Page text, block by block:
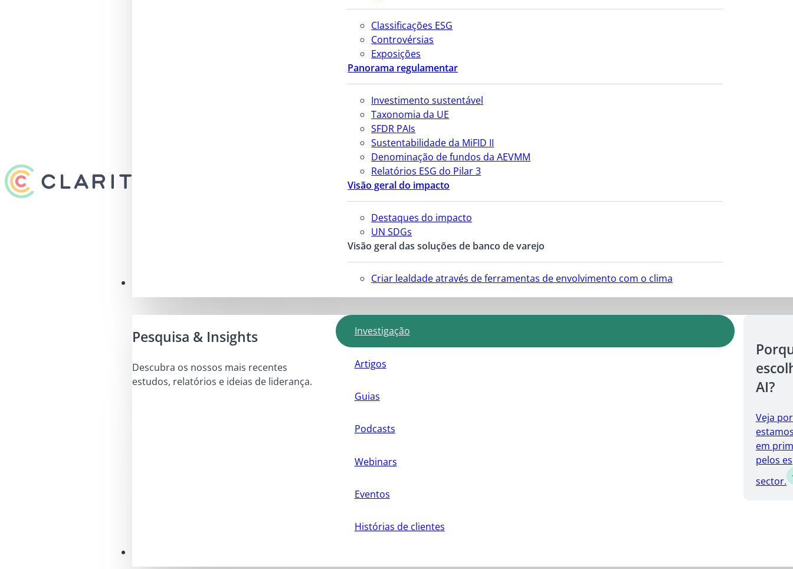
Classificações ESG
Controvérsias
Exposições
Panorama regulamentar
Investimento sustentável
Taxonomia da UE
SFDR PAIs
Sustentabilidade da MiFID II
Denominação de fundos da AEVMM
Relatórios ESG do Pilar 3
Visão geral do impacto
Destaques do impacto
UN SDGs
Visão geral das soluções de banco de varejo
Criar lealdade através de ferramentas de envolvimento com o clima
Pesquisa & Insights
Descubra os nossos mais recentes
estudos, relatórios e ideias de liderança.
Investigação
Artigos
Guias
Podcasts
Webinars
Eventos
Histórias de clientes
AI?
Veja
em
pelos
sector.